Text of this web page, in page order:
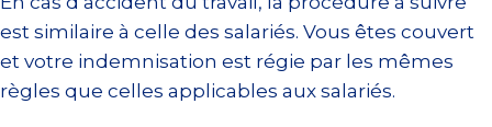
est similaire à celle des salariés. Vous êtes couvert
et votre indemnisation est régie par les mêmes
règles que celles applicables aux salariés.